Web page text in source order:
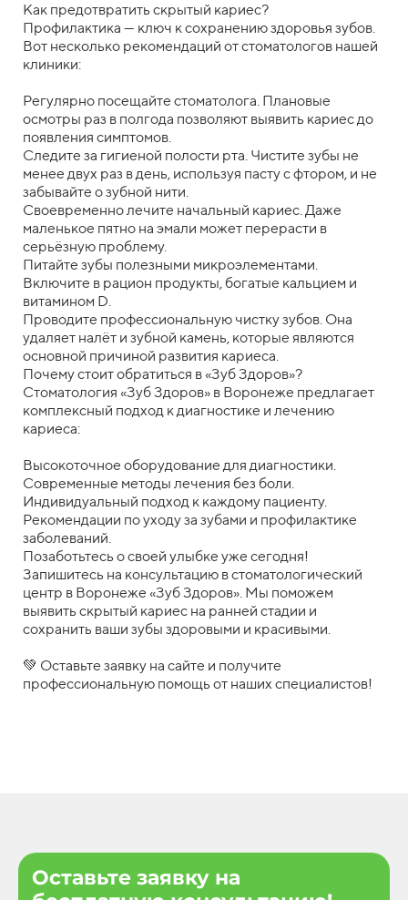
Как предотвратить скрытый кариес?
Профилактика — ключ к сохранению здоровья зубов.
Вот несколько рекомендаций от стоматологов нашей
клиники:
Регулярно посещайте стоматолога. Плановые
осмотры раз в полгода позволяют выявить кариес до
появления симптомов.
Следите за гигиеной полости рта. Чистите зубы не
менее двух раз в день, используя пасту с фтором, и не
забывайте о зубной нити.
Своевременно лечите начальный кариес. Даже
маленькое пятно на эмали может перерасти в
серьёзную проблему.
Питайте зубы полезными микроэлементами.
Включите в рацион продукты, богатые кальцием и
витамином D.
Проводите профессиональную чистку зубов. Она
удаляет налёт и зубной камень, которые являются
основной причиной развития кариеса.
Почему стоит обратиться в «Зуб Здоров»?
Стоматология «Зуб Здоров» в Воронеже предлагает
комплексный подход к диагностике и лечению
кариеса:
Высокоточное оборудование для диагностики.
Современные методы лечения без боли.
Индивидуальный подход к каждому пациенту.
Рекомендации по уходу за зубами и профилактике
заболеваний.
Позаботьтесь о своей улыбке уже сегодня!
Запишитесь на консультацию в стоматологический
центр в Воронеже «Зуб Здоров». Мы поможем
выявить скрытый кариес на ранней стадии и
сохранить ваши зубы здоровыми и красивыми.
💚 Оставьте заявку на сайте и получите
профессиональную помощь от наших специалистов!
Оставьте заявку на